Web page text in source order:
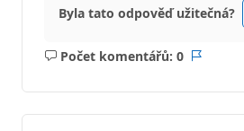
Byla tato odpověď užitečná?
Počet komentářů: 0
Žádné